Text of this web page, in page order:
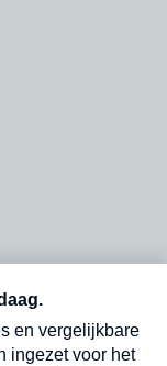
op onze
in